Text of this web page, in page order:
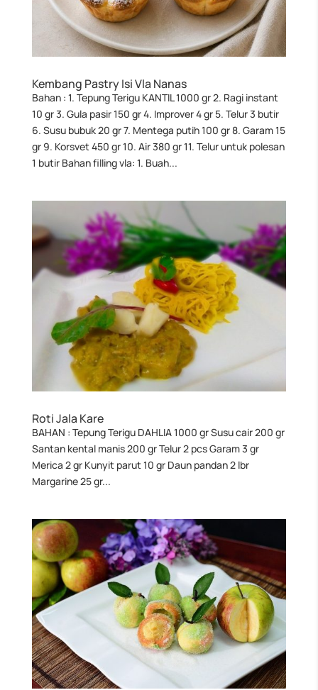
Kembang Pastry Isi Vla Nanas
Bahan : 1. Tepung Terigu KANTIL 1000 gr 2. Ragi instant
10 gr 3. Gula pasir 150 gr 4. Improver 4 gr 5. Telur 3 butir
6. Susu bubuk 20 gr 7. Mentega putih 100 gr 8. Garam 15
gr 9. Korsvet 450 gr 10. Air 380 gr 11. Telur untuk polesan
1 butir Bahan filling vla: 1. Buah...
Roti Jala Kare
BAHAN : Tepung Terigu DAHLIA 1000 gr Susu cair 200 gr
Santan kental manis 200 gr Telur 2 pcs Garam 3 gr
Merica 2 gr Kunyit parut 10 gr Daun pandan 2 lbr
Margarine 25 gr...